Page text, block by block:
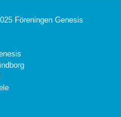
Föreningen Genesis